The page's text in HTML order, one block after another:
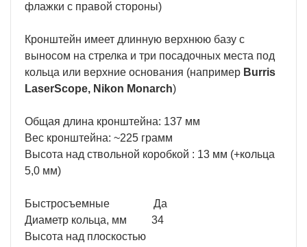
флажки с правой стороны)
Кронштейн имеет длинную верхнюю базу с
выносом на стрелка и три посадочных места под
кольца или верхние основания (например Burris
LaserScope, Nikon Monarch)
Общая длина кронштейна: 137 мм
Вес кронштейна: ~225 грамм
Высота над ствольной коробкой : 13 мм (+кольца
5,0 мм)
Быстросъемные Да
Диаметр кольца, мм 34
Высота над плоскостью